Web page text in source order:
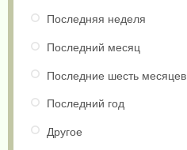
Последняя неделя
Последний месяц
Последние шесть месяцев
Последний год
Другое